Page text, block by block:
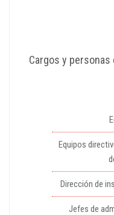
Cargos y
Equipos
Dirección de
Jefes de